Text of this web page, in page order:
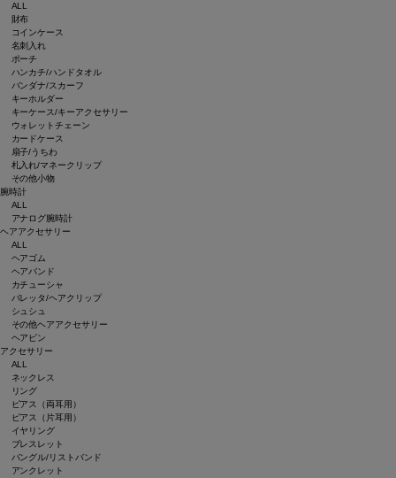
ALL
財布
コインケース
名刺入れ
ポーチ
ハンカチ/ハンドタオル
バンダナ/スカーフ
キーホルダー
キーケース/キーアクセサリー
ウォレットチェーン
カードケース
扇子/うちわ
札入れ/マネークリップ
その他小物
腕時計
ALL
アナログ腕時計
ヘアアクセサリー
ALL
ヘアゴム
ヘアバンド
カチューシャ
バレッタ/ヘアクリップ
シュシュ
その他ヘアアクセサリー
ヘアピン
アクセサリー
ALL
ネックレス
リング
ピアス（両耳用）
ピアス（片耳用）
イヤリング
ブレスレット
バングル/リストバンド
アンクレット